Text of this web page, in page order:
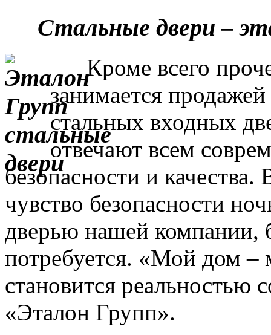
Стальные двери –
Кроме всего
занимается
стальных входных
отвечают всем
безопасности и
чувство безопасности
дверью нашей компании,
потребуется. «Мой дом –
становится реальностью
«Эталон Групп».